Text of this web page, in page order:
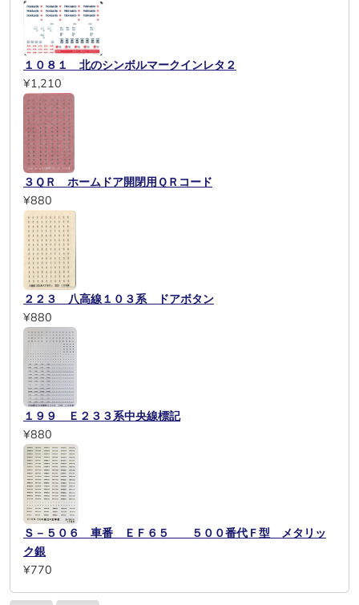
１０８１ 北のシンボルマークインレタ２
¥1,210
３ＱＲ ホームドア開閉用ＱＲコード
¥880
２２３ 八高線１０３系 ドアボタン
¥880
１９９ Ｅ２３３系中央線標記
¥880
Ｓ－５０６ 車番 ＥＦ６５ ５００番代Ｆ型 メタリッ
ク銀
¥770